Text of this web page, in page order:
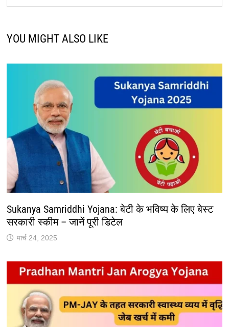
YOU MIGHT ALSO LIKE
Sukanya Samriddhi Yojana: बेटी के भविष्य के लिए बेस्ट
सरकारी स्कीम – जानें पूरी डिटेल
मार्च 24, 2025